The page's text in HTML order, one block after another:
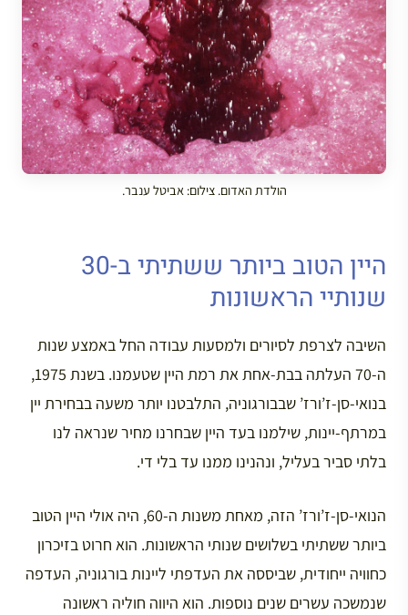
הולדת האדום. צילום: אביטל ענבר.
היין הטוב ביותר ששתיתי ב-30
שנותיי הראשונות
השיבה לצרפת לסיורים ולמסעות עבודה החל באמצע שנות
ה-70 העלתה בבת-אחת את רמת היין שטעמנו. בשנת 1975,
בנואי-סן-ז’ורז’ שבבורגוניה, התלבטנו יותר משעה בבחירת יין
במרתף-יינות, שילמנו בעד היין שבחרנו מחיר שנראה לנו
בלתי סביר בעליל, ונהנינו ממנו עד בלי די.
הנואי-סן-ז’ורז’ הזה, מאחת משנות ה-60, היה אולי היין הטוב
ביותר ששתיתי בשלושים שנותי הראשונות. הוא חרוט בזיכרון
כחוויה ייחודית, שביססה את העדפתי ליינות בורגוניה, העדפה
שנמשכה עשרים שנים נוספות. הוא היווה חוליה ראשונה